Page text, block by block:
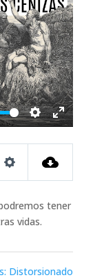
Settings
Enter
fullscreen
tener
vidas.
Distorsionado